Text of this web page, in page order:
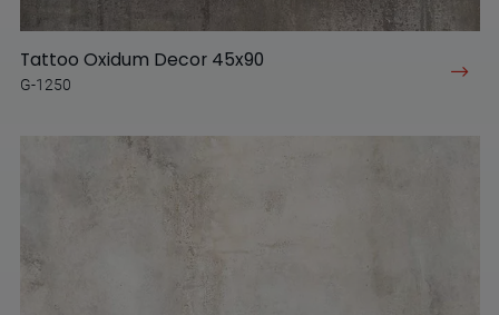
Tattoo Oxidum Decor 45x90
G-1250